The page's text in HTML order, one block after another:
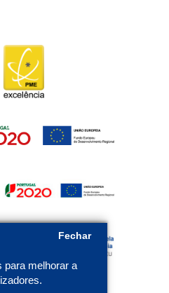
para melhorar a
Fechar